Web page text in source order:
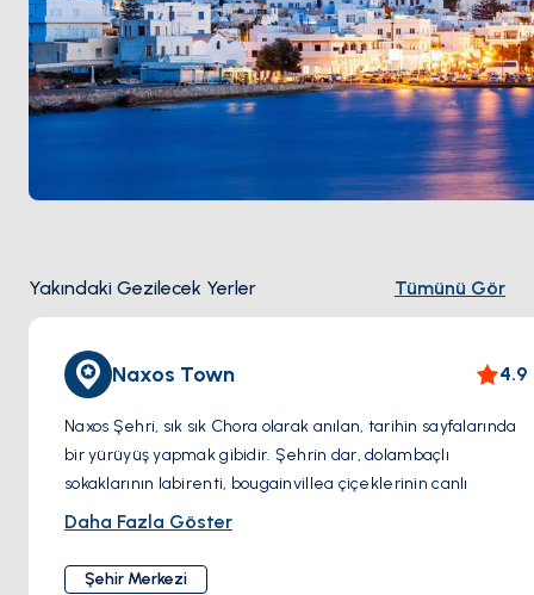
Yakındaki Gezilecek Yerler Tümünü Gör
Naxos Town 4.9
Naxos Şehri, sık sık Chora olarak anılan, tarihin sayfalarında
bir yürüyüş yapmak gibidir. Şehrin dar, dolambaçlı
sokaklarının labirenti, bougainvillea çiçeklerinin canlı
renklerle bezenmiş beyaz badanalı evlerle bir mozaiktir.
konumlanmış ikonik antik mermer bir geçit olan muhteşem
Daha Fazla Göster
Şehir Merkezi